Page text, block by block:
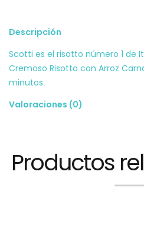
Descripción
Scotti es el risotto número 1 de
Cremoso Risotto con Arroz
minutos.
Valoraciones (0)
Productos